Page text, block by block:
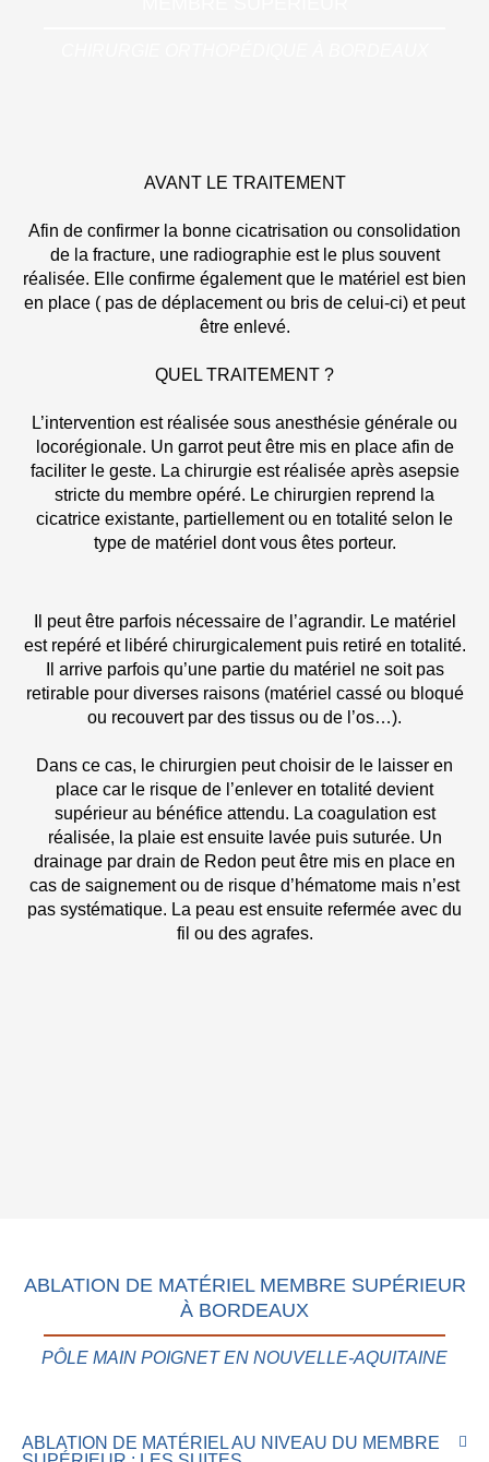
AVANT LE TRAITEMENT
Afin de confirmer la bonne cicatrisation ou consolidation
de la fracture, une radiographie est le plus souvent
réalisée. Elle confirme également que le matériel est bien
en place ( pas de déplacement ou bris de celui-ci) et peut
être enlevé.
QUEL TRAITEMENT ?
L’intervention est réalisée sous anesthésie générale ou
locorégionale. Un garrot peut être mis en place afin de
faciliter le geste. La chirurgie est réalisée après asepsie
stricte du membre opéré. Le chirurgien reprend la
cicatrice existante, partiellement ou en totalité selon le
type de matériel dont vous êtes porteur.
Il peut être parfois nécessaire de l’agrandir. Le matériel
est repéré et libéré chirurgicalement puis retiré en totalité.
Il arrive parfois qu’une partie du matériel ne soit pas
retirable pour diverses raisons (matériel cassé ou bloqué
ou recouvert par des tissus ou de l’os…).
Dans ce cas, le chirurgien peut choisir de le laisser en
place car le risque de l’enlever en totalité devient
supérieur au bénéfice attendu. La coagulation est
réalisée, la plaie est ensuite lavée puis suturée. Un
drainage par drain de Redon peut être mis en place en
cas de saignement ou de risque d’hématome mais n’est
pas systématique. La peau est ensuite refermée avec du
fil ou des agrafes.
ABLATION DE MATÉRIEL MEMBRE SUPÉRIEUR
À BORDEAUX
PÔLE MAIN POIGNET EN NOUVELLE-AQUITAINE
ABLATION DE MATÉRIEL AU NIVEAU DU MEMBRE